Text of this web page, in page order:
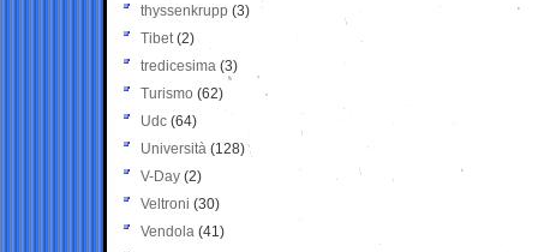
thyssenkrupp (3)
Tibet(2)
tredicesima (3)
Turismo (62)
Udc (64)
Università (128)
V-Day (2)
Veltroni (30)
Vendola (41)